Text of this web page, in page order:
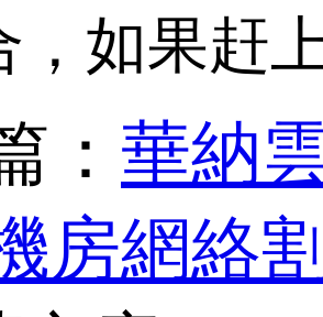
，如果赶
： 華納
房網絡